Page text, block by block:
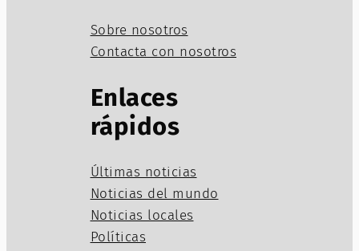
Sobre nosotros
Contacta con nosotros
Enlaces
rápidos
Últimas noticias
Noticias del mundo
Noticias locales
Políticas